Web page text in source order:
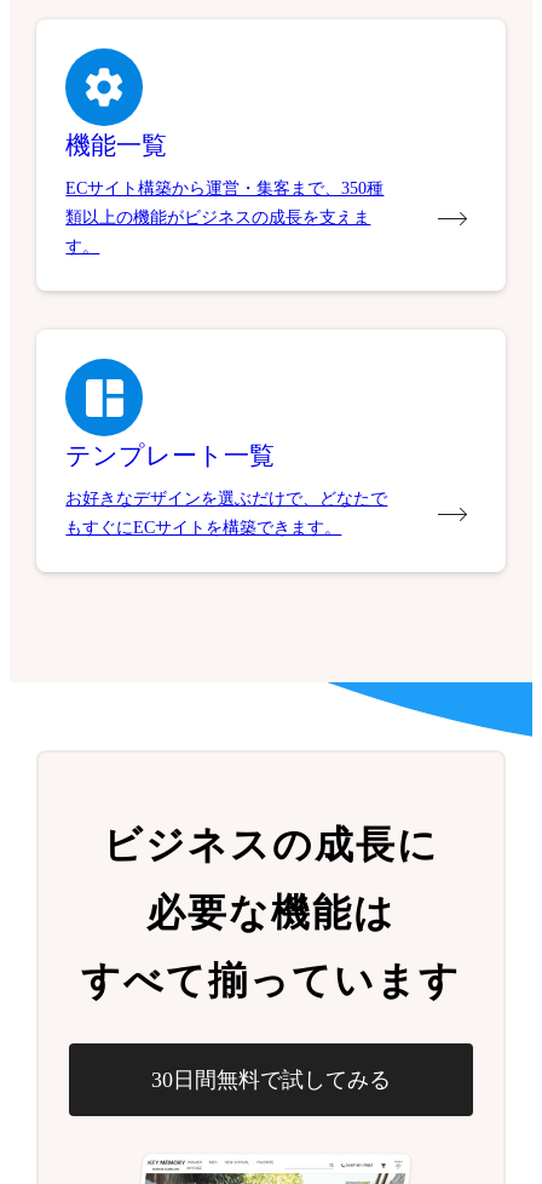
機能一覧
ECサイト構築から運営・集客まで、350種
類以上の機能がビジネスの成長を支えま
す。
テンプレート一覧
お好きなデザインを選ぶだけで、どなたで
もすぐにECサイトを構築できます。
ビジネスの成長に
必要な機能は
すべて揃っています
30日間無料で試してみる